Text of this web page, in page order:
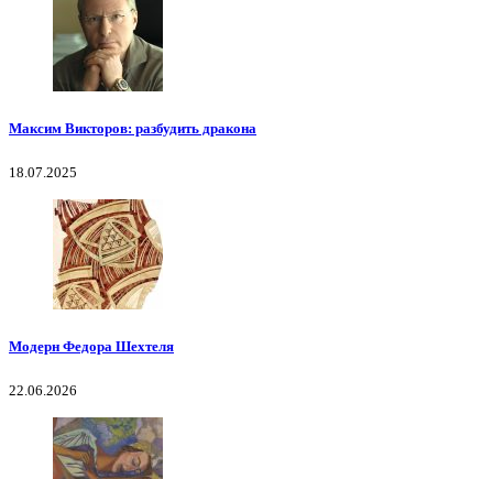
Максим Викторов: разбудить дракона
18.07.2025
Модерн Федора Шехтеля
22.06.2026